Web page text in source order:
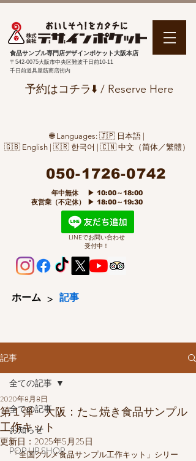
食品サンプル専門店デザインポケット大阪本店
〒542-0075大阪市中央区難波千日前10-11
千日前道具屋筋商店街内
予約はコチラ⬇️ / Reserve Here
🌐 Languages: 🇯🇵 日本語 |
🇬🇧 English | 🇰🇷 한국어 | 🇨🇳 中文（简体／繁體）
050-1726-0742
​ 年中無休 ▶ 10:00～18:00
夜営業（不定休） ▶ 18:00～19:30
LINEでお問い合わせ
受付中！
ホーム > 記事
記事
全ての記事
お知らせ
POP UP SHOP
全ての記事
第１弾 大阪：たこ焼き食品サンプル
工作キット
2020年8月8日
更新日： 2025年5月25日
「全国グルメ食品サンプル工作キット」シリー